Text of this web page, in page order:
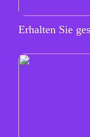
Erhalten Sie